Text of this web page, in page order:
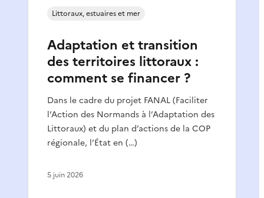
Adaptation et transition
des territoires littoraux :
comment se financer ?
Dans le cadre du projet FANAL (Faciliter
l’Action des Normands à l’Adaptation des
Littoraux) et du plan d’actions de la COP
régionale, l’État en (…)
Littoraux, estuaires et mer
5 juin 2026